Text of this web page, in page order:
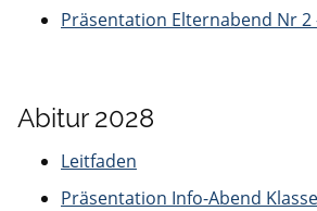
Präsentation Elternabend Nr 2
Abitur 2028
Leitfaden
Präsentation Info-Abend